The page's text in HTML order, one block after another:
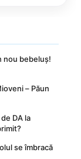
nou bebeluș!
– Păun
DA la
se îmbracă